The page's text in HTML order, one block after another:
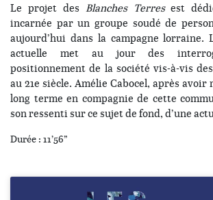
Le projet des Blanches Terresest
incarnée par un groupe soudé de
aujourd’hui dans la campagne lorraine.
actuelle met au jour des
positionnement de la société vis-à-vis
au 21e siècle. Amélie Cabocel, après
long terme en compagnie de cette
son ressenti sur ce sujet de fond, d’une
Durée : 11’56”